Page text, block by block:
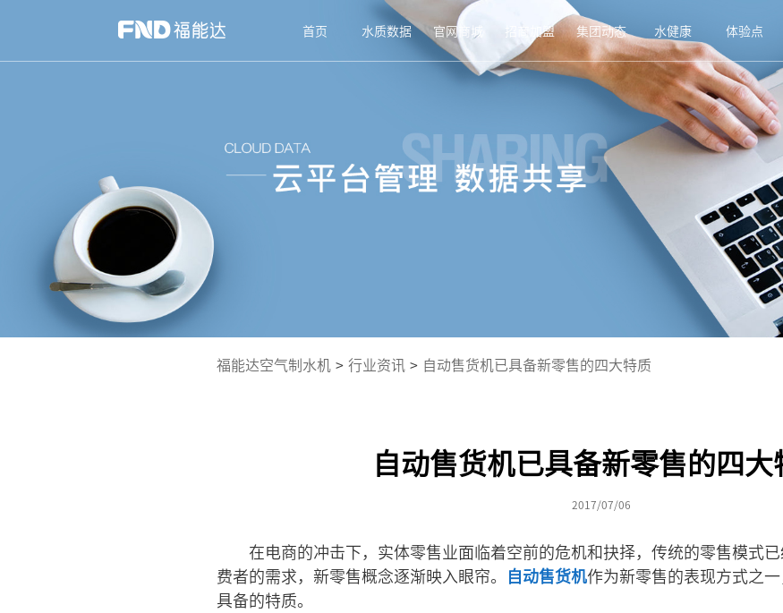
首页 水质数据 官网商城 招商加盟 集团动态 水健康 体验点
福能达空气制水机 > 行业资讯 > 自动售货机已具备新零售的四大特质
自动售货机已具备新零售的四大
2017/07/06
在电商的冲击下，实体零售业面临着空前的危机和抉择，传统的零售模式
费者的需求，新零售概念逐渐映入眼帘。 自动售货机作为新零售的表现方式之
具备的特质。